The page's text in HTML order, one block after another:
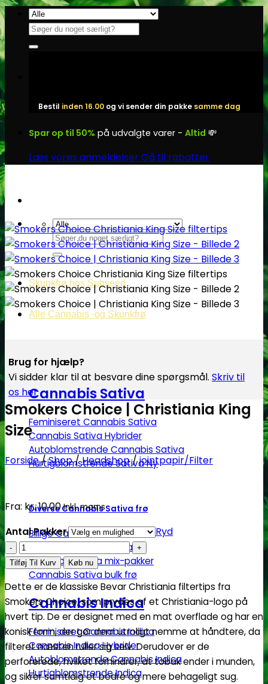
Fortsæt
indhold
Søg
efter:
Bestil inden 16.00 og vi sender din pakke samme dag
Spar op til 50% på udvalgte varer - Altid 💸
Læs vores anmeldelserGå til rabatter
Søg
efter:
Skunkfrø hos Subseed
Alle Cannabis -og Skunkfrø
Cannabis Sativa
Feminiseret Cannabis Sativa
Cannabis Sativa Hybrider
Autoblomstrende Cannabis Sativa
Hurtigblomstrende Sativa
Diverse Cannabis Sativa frø
Billige Cannabis Sativa frø
Top 10 Cannabis Sativa
Cannabis Sativa mix-pakker
Cannabis Sativa bulk frø
Cannabis Indica
Feminiseret Cannabis Indica
Cannabis Indica Hybrider
Autoblomstrende Cannabis Indica
Hurtigblomstrende Indica
Brug for hjælp?
Vi sidder klar til at besvare dine spørgsmål. Skriv til
os her
Smokers Choice | Christiania King
Size
Forside/Shop/ Headshop/jointpapir/Filter
Fra: kr.10.00 Inkl. moms
Antal Pakker
Ryd
Smokers
Choice
Christiania
King
Size
antal
Tilføj Til Kurv Køb nu
Dette er de klassiske Bevar Christiania filtertips fra
Smokers Choice, som prydes af et Christiania-logo på
hvert tip. De er designet med en mat overflade og har en
konisk form, der gør dem utroligt nemme at håndtere, da
filteret næsten ruller sig selv. Derudover er de
perforerede, hvilket forhindrer, at tobak ender i munden,
og sikrer samtidig et bedre og mere behageligt sug.